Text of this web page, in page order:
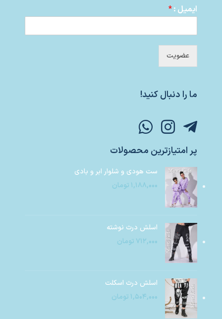
ایمیل :*
عضویت
ما را دنبال کنید!
پر امتیازترین محصولات
ست هودی و شلوار ابر و بادی
۱,۱۸۸,۰۰۰ تومان
اسلش درث نوشته
۷۱۲,۰۰۰ تومان
اسلش درث اسکلت
۱,۵۰۴,۰۰۰ تومان